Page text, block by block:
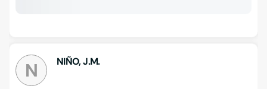
N NIÑO, J.M.